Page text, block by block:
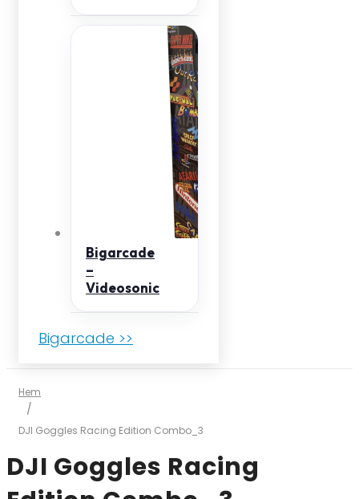
Bigarcade
–
Videosonic
Bigarcade >>
Hem
/
DJI Goggles Racing Edition Combo_3
DJI Goggles Racing